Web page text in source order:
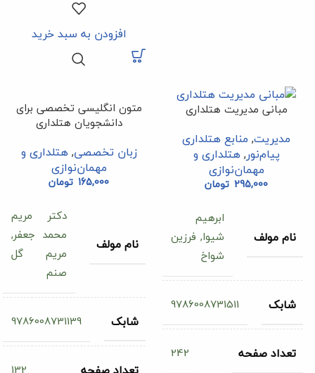
افزودن به سبد خرید
مبانی مدیریت هتلداری
مدیریت, منابع هتلداری
پیام‌نور,هتلداری و
مهمان‌نوازی
295,000 تومان
نام مولف
ابرهیم
شیوا, فرزین
شواخ
شابک 9786008731511
تعداد صفحه 242
متون انگلیسی تخصصی برای
دانشجویان هتلداری
زبان تخصصی,هتلداری و
مهمان‌نوازی
165,000 تومان
نام مولف
دکتر مریم
محمد جعفر,
مریم گل
صنم
شابک 9786008731139